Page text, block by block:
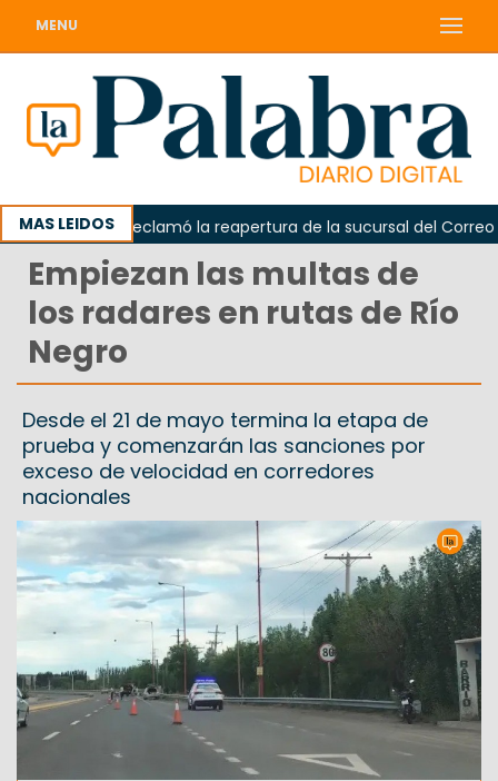
MENU
MAS LEIDOS
Odarda reclamó la reapertura de la sucursal del Correo
Empiezan las multas de
los radares en rutas de Río
Negro
Desde el 21 de mayo termina la etapa de
prueba y comenzarán las sanciones por
exceso de velocidad en corredores
nacionales